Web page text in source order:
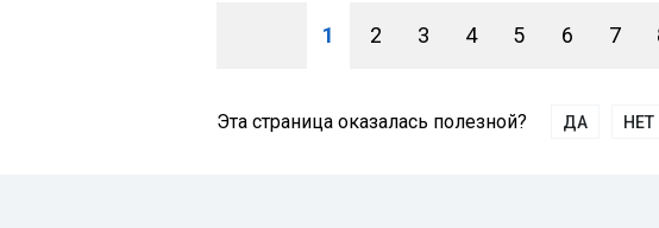
1 2 3 4 5 6 7
Эта страница оказалась полезной? ДА НЕТ